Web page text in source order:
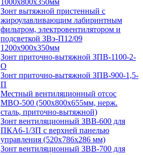
1000х800х350мм
Зонт вытяжной пристенный с
жироулавливающим лабиринтным
фильтром, электровентилятором и
подсветкой ЗВэ-П12/09
1200х900х350мм
Зонт приточно-вытяжной ЗПВ-1100-2-
О
Зонт приточно-вытяжной ЗПВ-900-1,5-
П
Местный вентиляционный отсос
МВО-500 (500х800х655мм, нерж.
сталь, приточно-вытяжной)
Зонт вентиляционный ЗВВ-600 для
ПКА6-1/3П с верхней панелью
управления (520х786х286 мм)
Зонт вентиляционный ЗВВ-700 для